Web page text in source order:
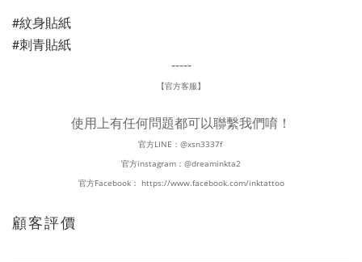
#紋身貼紙
#刺青貼紙
-----
【官方客服】
使用上有任何問題都可以聯繫我們唷！
官方LINE： @xsn3337f
官方instagram： @dreaminkta2
官方Facebook： https://www.facebook.com/inktattoo
顧客評價